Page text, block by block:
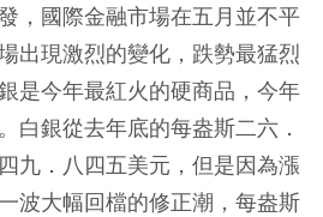
，國際金融市場在五月並不平
出現激烈的變化，跌勢最猛烈
是今年最紅火的硬商品，今年
銀從去年底的每盎斯二六．
九．八四五美元，但是因為漲
波大幅回檔的修正潮，每盎斯